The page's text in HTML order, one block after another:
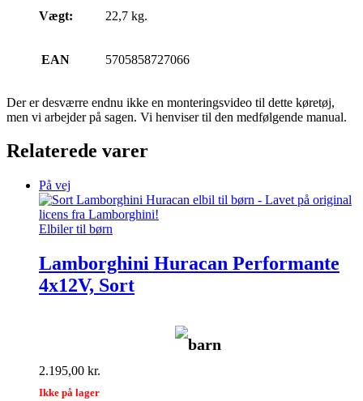
Vægt: 22,7 kg.
EAN 5705858727066
Der er desværre endnu ikke en monteringsvideo til dette køretøj,
men vi arbejder på sagen. Vi henviser til den medfølgende manual.
Relaterede varer
På vej
Elbiler til børn
Lamborghini Huracan Performante
4x12V, Sort
barn
2.195,00 kr.
Ikke på lager